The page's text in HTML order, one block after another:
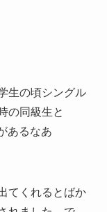
生の頃シングル
の同級生と
あるなあ
てくれるとばか